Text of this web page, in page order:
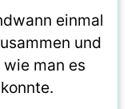
einmal
und
man es